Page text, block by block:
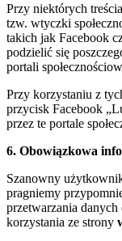
Przy niektórych
tzw. wtyczki
takich jak Facebook
podzielić się
portali
Przy korzystaniu z
przycisk Facebook
przez te portale
6. Obowiązkowa
Szanowny
pragniemy
przetwarzania danych
korzystania ze strony